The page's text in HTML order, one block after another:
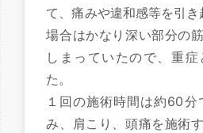
て、痛みや違和感等を引
場合はかなり深い部分の
しまっていたので、重
た。
１回の施術時間は約60分
み、肩こり、頭痛を施術